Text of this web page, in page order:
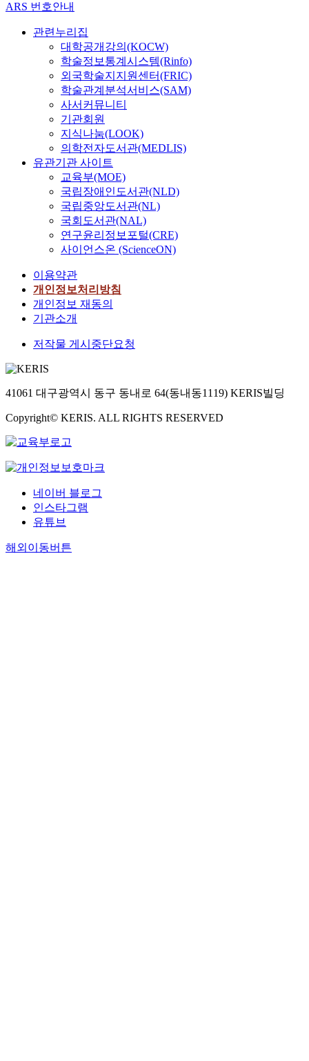
ARS 번호안내
관련누리집
대학공개강의(KOCW)
학술정보통계시스템(Rinfo)
외국학술지지원센터(FRIC)
학술관계분석서비스(SAM)
사서커뮤니티
기관회원
지식나눔(LOOK)
의학전자도서관(MEDLIS)
유관기관 사이트
교육부(MOE)
국립장애인도서관(NLD)
국립중앙도서관(NL)
국회도서관(NAL)
연구윤리정보포털(CRE)
사이언스온 (ScienceON)
이용약관
개인정보처리방침
개인정보 재동의
기관소개
저작물 게시중단요청
41061 대구광역시 동구 동내로 64(동내동1119) KERIS빌딩
Copyright© KERIS. ALL RIGHTS RESERVED
네이버 블로그
인스타그램
유튜브
해외이동버튼